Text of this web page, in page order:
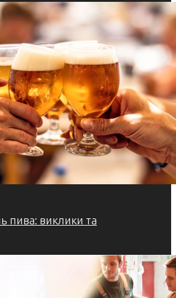
пива: виклики та